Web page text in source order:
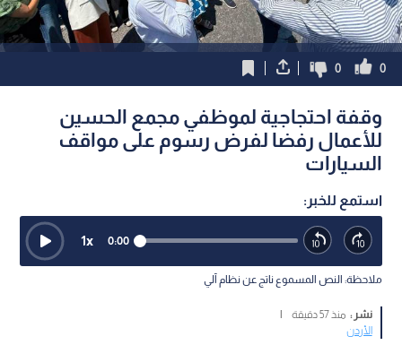
0
0
وقفة احتجاجية لموظفي مجمع الحسين
للأعمال رفضا لفرض رسوم على مواقف
السيارات
استمع للخبر:
0:00
1x
ملاحظة: النص المسموع ناتج عن نظام آلي
نشر : منذ 57 دقيقة
|
الأردن